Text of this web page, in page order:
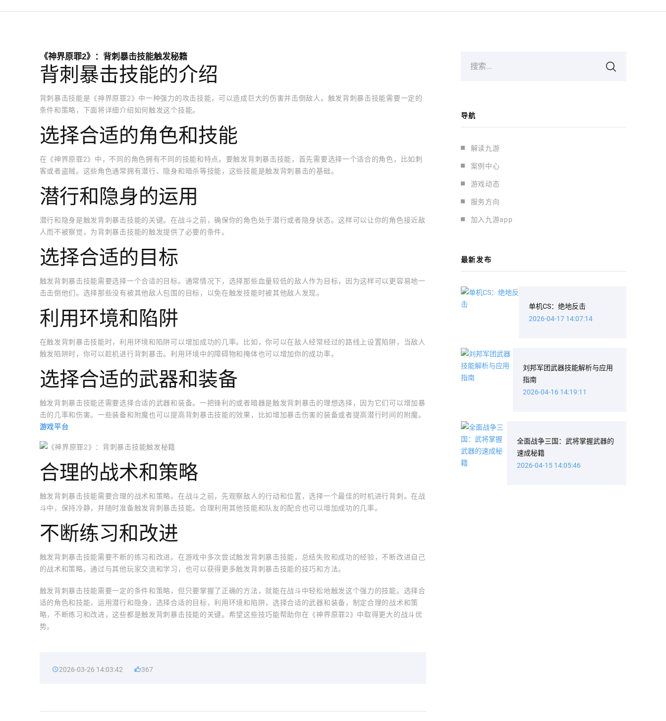
《神界原罪2》：背刺暴击技能触发秘籍
背刺暴击技能的介绍
背刺暴击技能是《神界原罪2》中一种强力的攻击技能，可以造成巨大的伤害并击倒敌人。触发背刺暴击技能需要一定的
条件和策略，下面将详细介绍如何触发这个技能。
选择合适的角色和技能
在《神界原罪2》中，不同的角色拥有不同的技能和特点。要触发背刺暴击技能，首先需要选择一个适合的角色，比如刺
客或者盗贼。这些角色通常拥有潜行、隐身和暗杀等技能，这些技能是触发背刺暴击的基础。
潜行和隐身的运用
潜行和隐身是触发背刺暴击技能的关键。在战斗之前，确保你的角色处于潜行或者隐身状态。这样可以让你的角色接近敌
人而不被察觉，为背刺暴击技能的触发提供了必要的条件。
选择合适的目标
触发背刺暴击技能需要选择一个合适的目标。通常情况下，选择那些血量较低的敌人作为目标，因为这样可以更容易地一
击击倒他们。选择那些没有被其他敌人包围的目标，以免在触发技能时被其他敌人发现。
利用环境和陷阱
在触发背刺暴击技能时，利用环境和陷阱可以增加成功的几率。比如，你可以在敌人经常经过的路线上设置陷阱，当敌人
触发陷阱时，你可以趁机进行背刺暴击。利用环境中的障碍物和掩体也可以增加你的成功率。
选择合适的武器和装备
触发背刺暴击技能还需要选择合适的武器和装备。一把锋利的或者暗器是触发背刺暴击的理想选择，因为它们可以增加暴
击的几率和伤害。一些装备和附魔也可以提高背刺暴击技能的效果，比如增加暴击伤害的装备或者提高潜行时间的附魔。
游戏平台
合理的战术和策略
触发背刺暴击技能需要合理的战术和策略。在战斗之前，先观察敌人的行动和位置，选择一个最佳的时机进行背刺。在战
斗中，保持冷静，并随时准备触发背刺暴击技能。合理利用其他技能和队友的配合也可以增加成功的几率。
不断练习和改进
触发背刺暴击技能需要不断的练习和改进。在游戏中多次尝试触发背刺暴击技能，总结失败和成功的经验，不断改进自己
的战术和策略。通过与其他玩家交流和学习，也可以获得更多触发背刺暴击技能的技巧和方法。
触发背刺暴击技能需要一定的条件和策略，但只要掌握了正确的方法，就能在战斗中轻松地触发这个强力的技能。选择合
适的角色和技能，运用潜行和隐身，选择合适的目标，利用环境和陷阱，选择合适的武器和装备，制定合理的战术和策
略，不断练习和改进，这些都是触发背刺暴击技能的关键。希望这些技巧能帮助你在《神界原罪2》中取得更大的战斗优
势。
2026-03-26 14:03:42 367
搜索...
导航
解读九游
案例中心
游戏动态
服务方向
加入九游app
最新发布
单机CS：绝地反击
2026-04-17 14:07:14
刘邦军团武器技能解析与应用
指南
2026-04-16 14:19:11
全面战争三国：武将掌握武器的
速成秘籍
2026-04-15 14:05:46